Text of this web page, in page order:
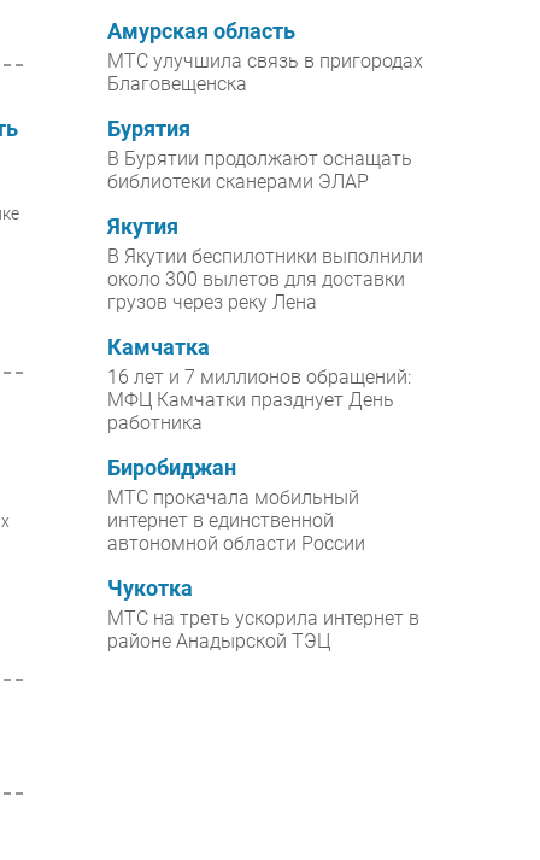
Амурская область
МТС улучшила связь в пригородах
Благовещенска
Бурятия
В Бурятии продолжают оснащать
библиотеки сканерами ЭЛАР
Якутия
В Якутии беспилотники выполнили
около 300 вылетов для доставки
грузов через реку Лена
Камчатка
16 лет и 7 миллионов обращений:
МФЦ Камчатки празднует День
работника
Биробиджан
МТС прокачала мобильный
интернет в единственной
автономной области России
Чукотка
МТС на треть ускорила интернет в
районе Анадырской ТЭЦ